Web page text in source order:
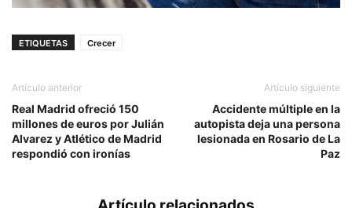
ETIQUETAS Crecer
Artículo anterior
Real Madrid ofreció 150
millones de euros por Julián
Alvarez y Atlético de Madrid
respondió con ironías
Artículo siguiente
Accidente múltiple en la
autopista deja una persona
lesionada en Rosario de La
Paz